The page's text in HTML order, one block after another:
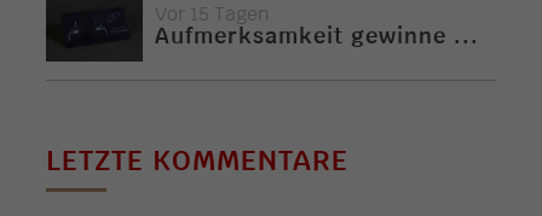
Vor 15 Tagen
Aufmerksamkeit gewinne ...
LETZTE KOMMENTARE